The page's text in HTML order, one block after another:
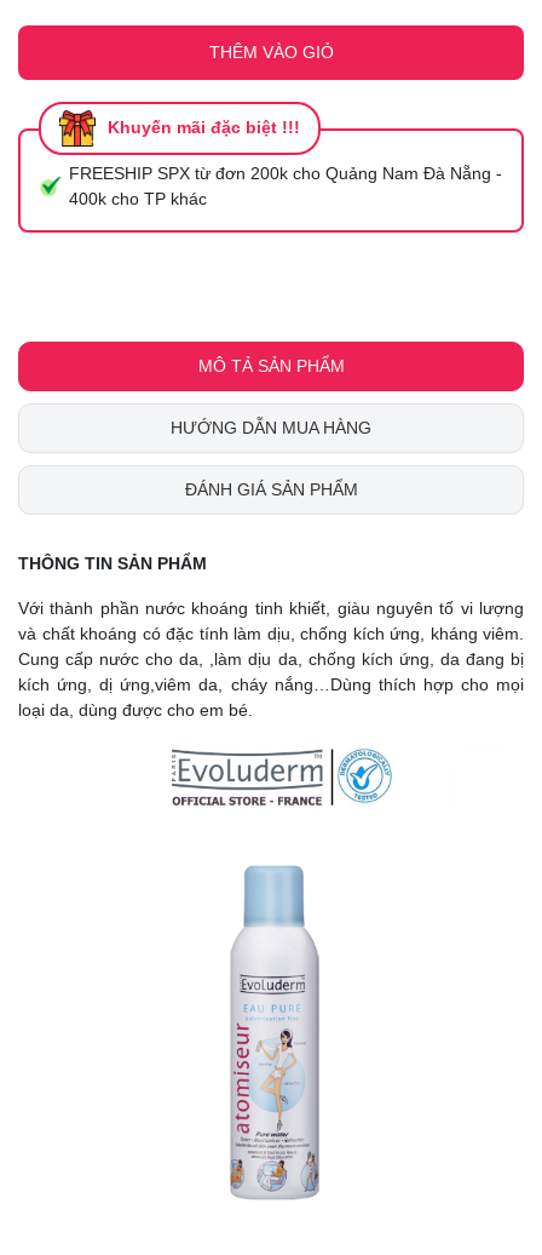
THÊM VÀO GIỎ
Khuyến mãi đặc biệt !!!
FREESHIP SPX từ đơn 200k cho Quảng Nam Đà Nẵng -
400k cho TP khác
MÔ TẢ SẢN PHẨM
HƯỚNG DẪN MUA HÀNG
ĐÁNH GIÁ SẢN PHẨM
THÔNG TIN SẢN PHẨM
Với thành phần nước khoáng tinh khiết, giàu nguyên tố vi lượng
và chất khoáng có đặc tính làm dịu, chống kích ứng, kháng viêm.
Cung cấp nước cho da, ,làm dịu da, chống kích ứng, da đang bị
kích ứng, dị ứng,viêm da, cháy nắng…Dùng thích hợp cho mọi
loại da, dùng được cho em bé.